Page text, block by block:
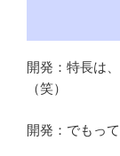
開発：特長は
（笑）
開発：でもっ